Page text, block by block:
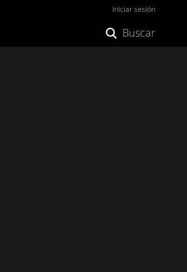
Iniciar sesión
Buscar